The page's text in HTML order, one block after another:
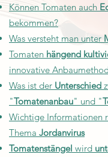
Können Tomaten auch
bekommen?
Was versteht man unter
Tomaten hängend
innovative
Was ist der Unterschied
"Tomatenanbau" und "
Wichtige Informationen
Thema Jordanvirus
Tomatenstängel wird